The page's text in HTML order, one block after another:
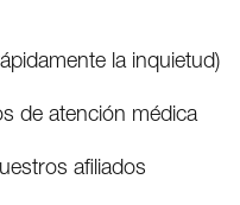
la inquietud)
de atención médica
afiliados